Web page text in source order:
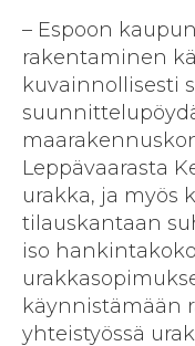
– Espoon
rakentaminen
kuvainnollisesti
Leppävaarasta
urakka, ja myös
tilauskantaan
iso
käynnistämään
yhteistyössä